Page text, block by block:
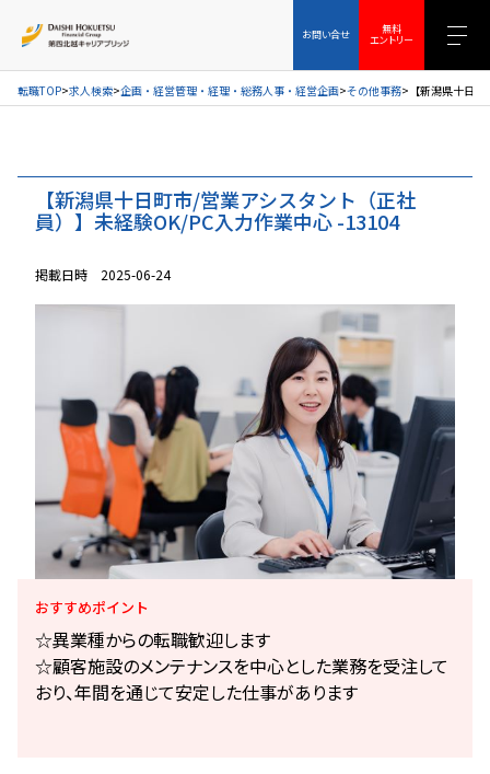
お問い合せ 無料
エントリー
お問い合せ 無料エントリー
転職TOP 求人検索 企画・経営管理・経理・総務人事・経営企画 その他事務 【新潟県十日
【新潟県十日町市/営業アシスタント（正社
員）】未経験OK/PC入力作業中心 -13104
掲載日時 2025-06-24
おすすめポイント
☆異業種からの転職歓迎します
☆顧客施設のメンテナンスを中心とした業務を受注して
おり、年間を通じて安定した仕事があります